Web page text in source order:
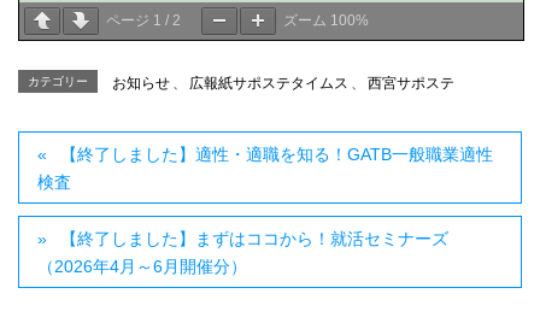
ページ 1 / 2 ズーム 100%
カテゴリー お知らせ 広報紙サポステタイムス 西宮サポステ
【終了しました】適性・適職を知る！GATB一般職業適性
検査
【終了しました】まずはココから！就活セミナーズ
（2026年4月～6月開催分）